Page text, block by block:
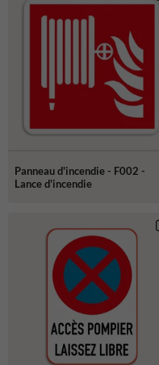
Panneau d'incendie - F002 -
Lance d'incendie